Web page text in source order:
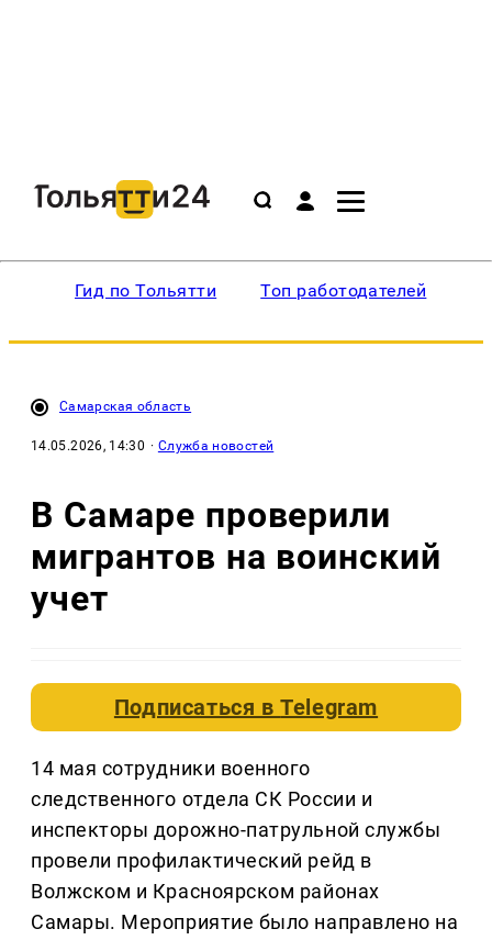
Гид по Тольятти Топ работодателей
Самарская область
14.05.2026, 14:30 · Служба новостей
В Самаре проверили
мигрантов на воинский
учет
Подписаться вTelegram
14 мая сотрудники военного
следственного отдела СК России и
инспекторы дорожно-патрульной службы
провели профилактический рейд в
Волжском и Красноярском районах
Самары. Мероприятие было направлено на